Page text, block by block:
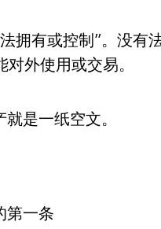
拥有或控制”。没有
外使用或交易。
是一纸空文。
第一条